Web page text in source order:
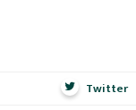
Twitter